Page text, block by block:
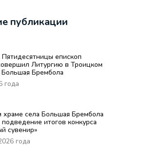
публикации
епископ
Литургию в Троицком
Большая Брембола
года
храме села Большая Брембола
подведение итогов конкурса
сувенир»
года